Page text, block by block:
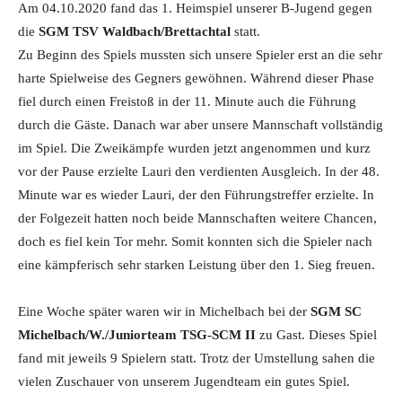
Am 04.10.2020 fand das 1. Heimspiel unserer B-Jugend gegen
die SGM TSV Waldbach/Brettachtal statt.
Zu Beginn des Spiels mussten sich unsere Spieler erst an die sehr
harte Spielweise des Gegners gewöhnen. Während dieser Phase
fiel durch einen Freistoß in der 11. Minute auch die Führung
durch die Gäste. Danach war aber unsere Mannschaft vollständig
im Spiel. Die Zweikämpfe wurden jetzt angenommen und kurz
vor der Pause erzielte Lauri den verdienten Ausgleich. In der 48.
Minute war es wieder Lauri, der den Führungstreffer erzielte. In
der Folgezeit hatten noch beide Mannschaften weitere Chancen,
doch es fiel kein Tor mehr. Somit konnten sich die Spieler nach
eine kämpferisch sehr starken Leistung über den 1. Sieg freuen.
Eine Woche später waren wir in Michelbach bei der SGM SC
Michelbach/W./Juniorteam TSG-SCM II zu Gast. Dieses Spiel
fand mit jeweils 9 Spielern statt. Trotz der Umstellung sahen die
vielen Zuschauer von unserem Jugendteam ein gutes Spiel.